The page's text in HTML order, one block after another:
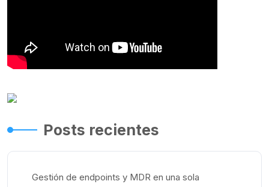
Posts recientes
Gestión de endpoints y MDR en una sola